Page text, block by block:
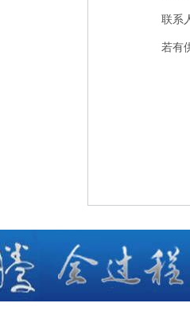
联系
若有